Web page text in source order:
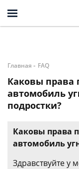
Главная - FAQ
Каковы права
автомобиль
подростки?
Каковы права
автомобиль
Здравствуйте у